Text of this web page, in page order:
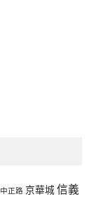
中正路 京華城 信義